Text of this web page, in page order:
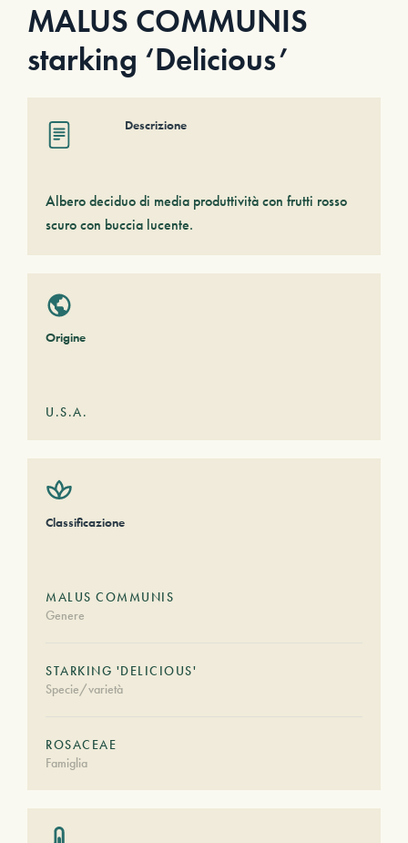
MALUS COMMUNIS
starking ‘Delicious’
Descrizione
Albero deciduo di media produttività con frutti rosso
scuro con buccia lucente.
Origine
U.S.A.
Classificazione
MALUS COMMUNIS
Genere
STARKING 'DELICIOUS'
Specie/varietà
ROSACEAE
Famiglia